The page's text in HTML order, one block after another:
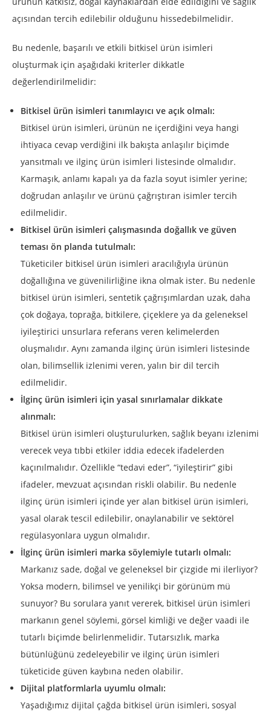
açısından tercih edilebilir olduğunu hissedebilmelidir.
Bu nedenle, başarılı ve etkili bitkisel ürün isimleri
oluşturmak için aşağıdaki kriterler dikkatle
değerlendirilmelidir:
Bitkisel ürün isimleri tanımlayıcı ve açık olmalı:
Bitkisel ürün isimleri, ürünün ne içerdiğini veya hangi
ihtiyaca cevap verdiğini ilk bakışta anlaşılır biçimde
yansıtmalı ve ilginç ürün isimleri listesinde olmalıdır.
Karmaşık, anlamı kapalı ya da fazla soyut isimler yerine;
doğrudan anlaşılır ve ürünü çağrıştıran isimler tercih
edilmelidir.
Bitkisel ürün isimleri çalışmasında doğallık ve güven
teması ön planda tutulmalı:
Tüketiciler bitkisel ürün isimleri aracılığıyla ürünün
doğallığına ve güvenilirliğine ikna olmak ister. Bu nedenle
bitkisel ürün isimleri, sentetik çağrışımlardan uzak, daha
çok doğaya, toprağa, bitkilere, çiçeklere ya da geleneksel
iyileştirici unsurlara referans veren kelimelerden
oluşmalıdır. Aynı zamanda ilginç ürün isimleri listesinde
olan, bilimsellik izlenimi veren, yalın bir dil tercih
edilmelidir.
İlginç ürün isimleri için yasal sınırlamalar dikkate
alınmalı:
Bitkisel ürün isimleri oluşturulurken, sağlık beyanı izlenimi
verecek veya tıbbi etkiler iddia edecek ifadelerden
kaçınılmalıdır. Özellikle “tedavi eder”, “iyileştirir” gibi
ifadeler, mevzuat açısından riskli olabilir. Bu nedenle
ilginç ürün isimleri içinde yer alan bitkisel ürün isimleri,
yasal olarak tescil edilebilir, onaylanabilir ve sektörel
regülasyonlara uygun olmalıdır.
İlginç ürün isimleri marka söylemiyle tutarlı olmalı:
Markanız sade, doğal ve geleneksel bir çizgide mi ilerliyor?
Yoksa modern, bilimsel ve yenilikçi bir görünüm mü
sunuyor? Bu sorulara yanıt vererek, bitkisel ürün isimleri
markanın genel söylemi, görsel kimliği ve değer vaadi ile
tutarlı biçimde belirlenmelidir. Tutarsızlık, marka
bütünlüğünü zedeleyebilir ve ilginç ürün isimleri
tüketicide güven kaybına neden olabilir.
Dijital platformlarla uyumlu olmalı:
Yaşadığımız dijital çağda bitkisel ürün isimleri, sosyal